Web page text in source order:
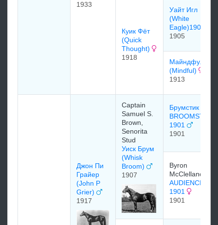
1933
Куик Фёт
(Quick
Thought)
1918
Уайт Игл
(White
Eagle)1905
1905
Майндфул
(Mindful)
1913
Джон Пи
Грaйeр
(John P
Grier)
1917
Captain
Samuel S.
Brown,
Senorita
Stud
Уиск Брум
(Whisk
Broom)
1907
Брумстик
BROOMSTICK
1901
1901
Byron
McClelland
AUDIENCE
1901
1901